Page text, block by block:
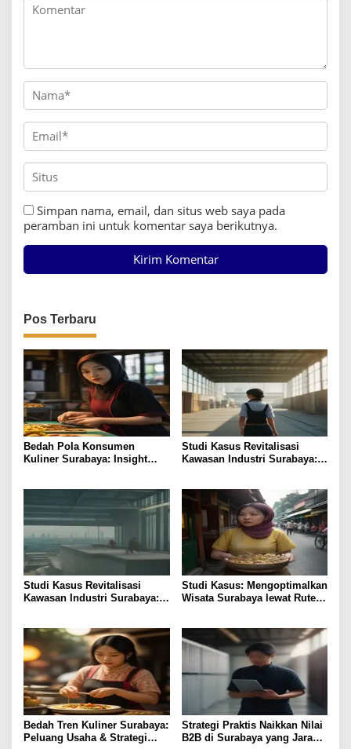
Simpan nama, email, dan situs web saya pada
peramban ini untuk komentar saya berikutnya.
Pos Terbaru
Bedah Pola Konsumen
Kuliner Surabaya: Insight
Studi Kasus Revitalisasi
Kawasan Industri Surabaya:
Studi Kasus Revitalisasi
Kawasan Industri Surabaya:
Studi Kasus: Mengoptimalkan
Wisata Surabaya lewat Rute
Bedah Tren Kuliner Surabaya:
Peluang Usaha & Strategi
Strategi Praktis Naikkan Nilai
B2B di Surabaya yang Jarang